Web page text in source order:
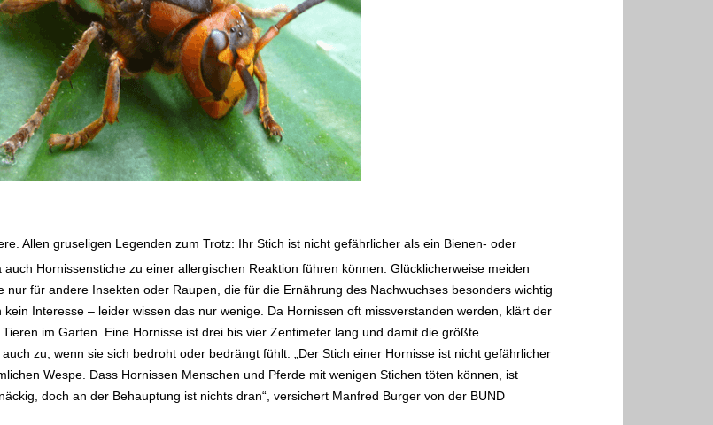
Allen gruseligen Legenden zum Trotz: Ihr Stich ist nicht gefährlicher als ein Bienen- oder
Hornissenstiche zu einer allergischen Reaktion führen können. Glücklicherweise meiden
für andere Insekten oder Raupen, die für die Ernährung des Nachwuchses besonders wichtig
Interesse – leider wissen das nur wenige. Da Hornissen oft missverstanden werden, klärt der
im Garten. Eine Hornisse ist drei bis vier Zentimeter lang und damit die größte
zu, wenn sie sich bedroht oder bedrängt fühlt. „Der Stich einer Hornisse ist nicht gefährlicher
Wespe. Dass Hornissen Menschen und Pferde mit wenigen Stichen töten können, ist
doch an der Behauptung ist nichts dran“, versichert Manfred Burger von der BUND